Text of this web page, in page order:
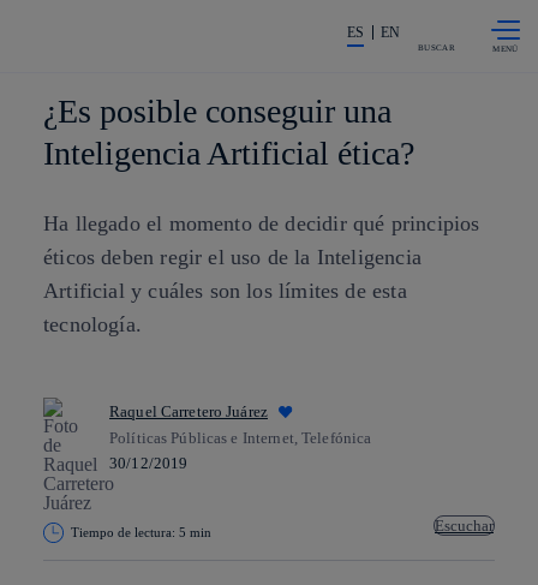
La acción en accionistas e
ES EN
BUSCAR
¿Es posible conseguir una
Inteligencia Artificial ética?
Ha llegado el momento de decidir qué principios
éticos deben regir el uso de la Inteligencia
Artificial y cuáles son los límites de esta
tecnología.
Raquel Carretero Juárez
Políticas Públicas e Internet, Telefónica
30/12/2019
Tiempo de lectura: 5 min Escuchar